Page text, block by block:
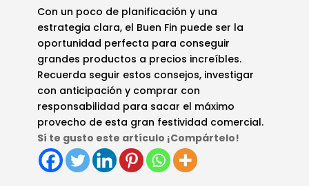
Con un poco de planificación y una
estrategia clara, el Buen Fin puede ser la
oportunidad perfecta para conseguir
grandes productos a precios increíbles.
Recuerda seguir estos consejos, investigar
con anticipación y comprar con
responsabilidad para sacar el máximo
provecho de esta gran festividad comercial.
Sí te gusto este artículo ¡Compártelo!